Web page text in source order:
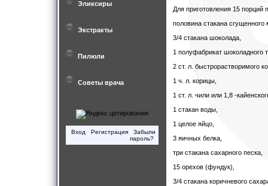
Эликсиры
Экстракты
Пилюли
Советы врача
Вход Регистрация
Забыли
пароль?
Для приготовления 15 порций
половина стакана сгущенного
3/4 стакана шоколада,
1 полуфабрикат шоколадного
2 ст. л. быстрорастворимого
1 ч. л. корицы,
1 ст. л. чили или 1,8 -
1 стакан воды,
1 целое яйцо,
3 яичных белка,
три стакана сахарного песка,
15 орехов (фундук),
3/4 стакана коричневого